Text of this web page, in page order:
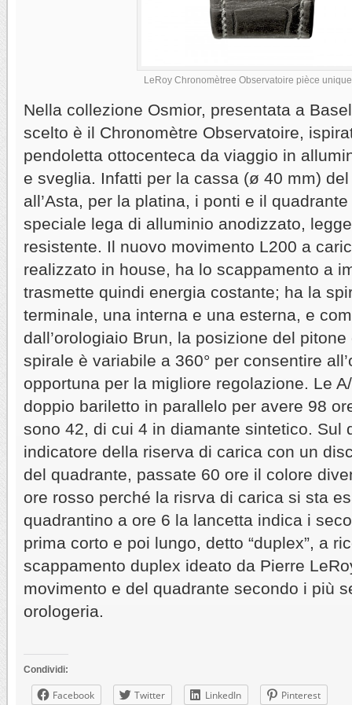
LeRoy Chronomètree Observatoire pièce
Nella collezione Osmior, presentata a
scelto è il Chronomètre Observatoire,
pendoletta ottocenteca da viaggio in
e sveglia. Infatti per la cassa (ø 40 mm)
all’Asta, per la platina, i ponti e il
speciale lega di alluminio anodizzato,
resistente. Il nuovo movimento L200 a
realizzato in house, ha lo scappamento a
trasmette quindi energia costante; ha la
terminale, una interna e una esterna, e
dall’orologiaio Brun, la posizione del
spirale è variabile a 360° per consentire
opportuna per la migliore regolazione. Le
doppio bariletto in parallelo per avere 98
sono 42, di cui 4 in diamante sintetico. Sul
indicatore della riserva di carica con un
del quadrante, passate 60 ore il colore
ore rosso perché la risrva di carica si sta
quadrantino a ore 6 la lancetta indica i
prima corto e poi lungo, detto “duplex”, a
scappamento duplex ideato da Pierre
movimento e del quadrante secondo i più
orologeria.
Condividi:
Facebook Twitter LinkedIn Pinterest